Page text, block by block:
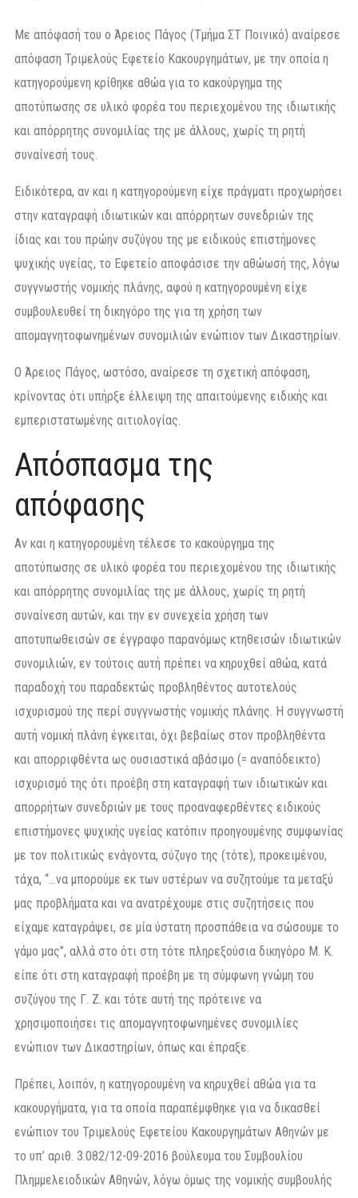
Με απόφασή του ο Άρειος Πάγος (Τμήμα ΣΤ Ποινικό) αναίρεσε
απόφαση Τριμελούς Εφετείο Κακουργημάτων, με την οποία η
κατηγορούμενη κρίθηκε αθώα για το κακούργημα της
αποτύπωσης σε υλικό φορέα του περιεχομένου της ιδιωτικής
και απόρρητης συνομιλίας της με άλλους, χωρίς τη ρητή
συναίνεσή τους.
Ειδικότερα, αν και η κατηγορούμενη είχε πράγματι προχωρήσει
στην καταγραφή ιδιωτικών και απόρρητων συνεδριών της
ίδιας και του πρώην συζύγου της με ειδικούς επιστήμονες
ψυχικής υγείας, το Εφετείο αποφάσισε την αθώωσή της, λόγω
συγγνωστής νομικής πλάνης, αφού η κατηγορουμένη είχε
συμβουλευθεί τη δικηγόρο της για τη χρήση των
απομαγνητοφωνημένων συνομιλιών ενώπιον των Δικαστηρίων.
Ο Άρειος Πάγος, ωστόσο, αναίρεσε τη σχετική απόφαση,
κρίνοντας ότι υπήρξε έλλειψη της απαιτούμενης ειδικής και
εμπεριστατωμένης αιτιολογίας.
Απόσπασμα της
απόφασης
Αν και η κατηγορουμένη τέλεσε το κακούργημα της
αποτύπωσης σε υλικό φορέα του περιεχομένου της ιδιωτικής
και απόρρητης συνομιλίας της με άλλους, χωρίς τη ρητή
συναίνεση αυτών, και την εν συνεχεία χρήση των
αποτυπωθεισών σε έγγραφο παρανόμως κτηθεισών ιδιωτικών
συνομιλιών, εν τούτοις αυτή πρέπει να κηρυχθεί αθώα, κατά
παραδοχή του παραδεκτώς προβληθέντος αυτοτελούς
ισχυρισμού της περί συγγνωστής νομικής πλάνης. Η συγγνωστή
αυτή νομική πλάνη έγκειται, όχι βεβαίως στον προβληθέντα
και απορριφθέντα ως ουσιαστικά αβάσιμο (= αναπόδεικτο)
ισχυρισμό της ότι προέβη στη καταγραφή των ιδιωτικών και
απορρήτων συνεδριών με τους προαναφερθέντες ειδικούς
επιστήμονες ψυχικής υγείας κατόπιν προηγουμένης συμφωνίας
με τον πολιτικώς ενάγοντα, σύζυγο της (τότε), προκειμένου,
τάχα, “…να μπορούμε εκ των υστέρων να συζητούμε τα μεταξύ
μας προβλήματα και να ανατρέχουμε στις συζητήσεις που
είχαμε καταγράψει, σε μία ύστατη προσπάθεια να σώσουμε το
γάμο μας”, αλλά στο ότι στη τότε πληρεξούσια δικηγόρο Μ. Κ.
είπε ότι στη καταγραφή προέβη με τη σύμφωνη γνώμη του
συζύγου της Γ. Ζ. και τότε αυτή της πρότεινε να
χρησιμοποιήσει τις απομαγνητοφωνημένες συνομιλίες
ενώπιον των Δικαστηρίων, όπως και έπραξε.
Πρέπει, λοιπόν, η κατηγορουμένη να κηρυχθεί αθώα για τα
κακουργήματα, για τα οποία παραπέμφθηκε για να δικασθεί
ενώπιον του Τριμελούς Εφετείου Κακουργημάτων Αθηνών με
το υπ’ αριθ. 3.082/12-09-2016 βούλευμα του Συμβουλίου
Πλημμελειοδικών Αθηνών, λόγω όμως της νομικής συμβουλής